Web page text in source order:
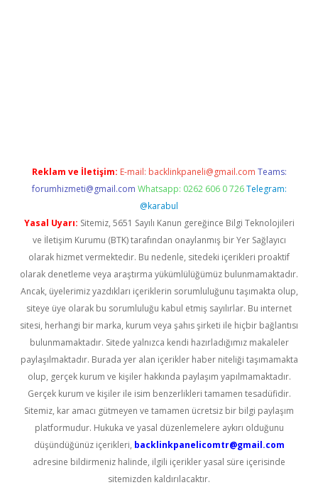
Reklam ve İletişim: E-mail: backlinkpaneli@gmail.com Teams:
forumhizmeti@gmail.com Whatsapp: 0262 606 0 726 Telegram:
@karabul
Yasal Uyarı: Sitemiz, 5651 Sayılı Kanun gereğince Bilgi Teknolojileri
ve İletişim Kurumu (BTK) tarafından onaylanmış bir Yer Sağlayıcı
olarak hizmet vermektedir. Bu nedenle, sitedeki içerikleri proaktif
olarak denetleme veya araştırma yükümlülüğümüz bulunmamaktadır.
Ancak, üyelerimiz yazdıkları içeriklerin sorumluluğunu taşımakta olup,
siteye üye olarak bu sorumluluğu kabul etmiş sayılırlar. Bu internet
sitesi, herhangi bir marka, kurum veya şahıs şirketi ile hiçbir bağlantısı
bulunmamaktadır. Sitede yalnızca kendi hazırladığımız makaleler
paylaşılmaktadır. Burada yer alan içerikler haber niteliği taşımamakta
olup, gerçek kurum ve kişiler hakkında paylaşım yapılmamaktadır.
Gerçek kurum ve kişiler ile isim benzerlikleri tamamen tesadüfidir.
Sitemiz, kar amacı gütmeyen ve tamamen ücretsiz bir bilgi paylaşım
platformudur. Hukuka ve yasal düzenlemelere aykırı olduğunu
düşündüğünüz içerikleri, backlinkpanelicomtr@gmail.com
adresine bildirmeniz halinde, ilgili içerikler yasal süre içerisinde
sitemizden kaldırılacaktır.